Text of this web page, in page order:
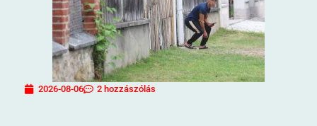
2026-08-06 2 hozzászólás